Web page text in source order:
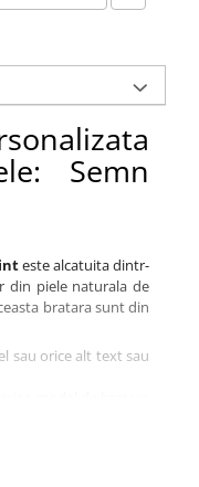
Semn
este alcatuita dintr-
din piele naturala de
bratara sunt din
sau orice alt text sau
putea fi diferit insa
asigura ca va alege